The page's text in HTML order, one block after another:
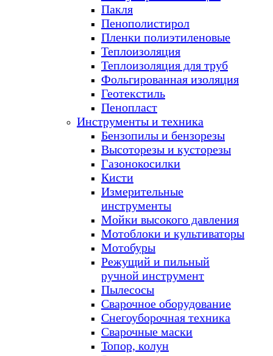
Пакля
Пенополистирол
Пленки полиэтиленовые
Теплоизоляция
Теплоизоляция для труб
Фольгированная изоляция
Геотекстиль
Пенопласт
Инструменты и техника
Бензопилы и бензорезы
Высоторезы и кусторезы
Газонокосилки
Кисти
Измерительные
инструменты
Мойки высокого давления
Мотоблоки и культиваторы
Мотобуры
Режущий и пильный
ручной инструмент
Пылесосы
Сварочное оборудование
Снегоуборочная техника
Сварочные маски
Топор, колун